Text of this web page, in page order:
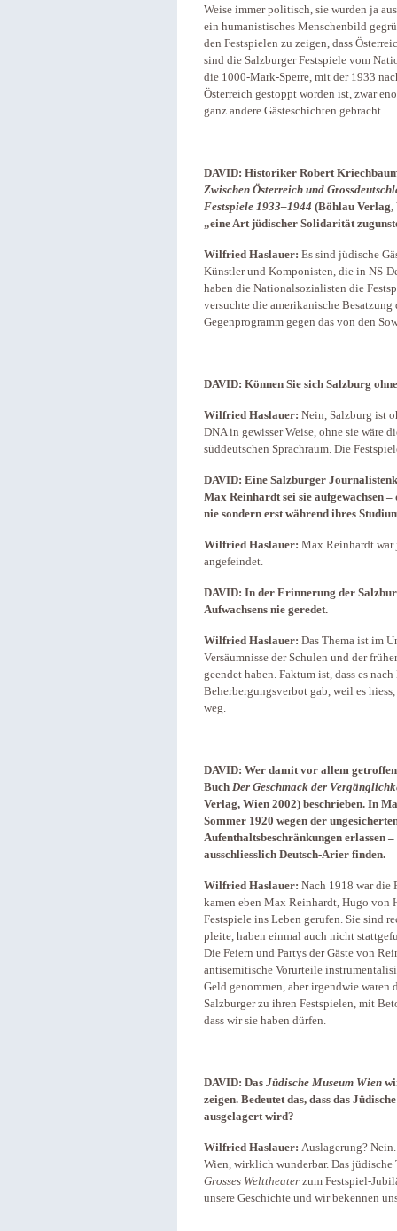
Weise immer politisch, sie wurden ja
ein humanistisches Menschenbild
den Festspielen zu zeigen, dass
sind die Salzburger Festspiele vom
die 1000-Mark-Sperre, mit der 1933
Österreich gestoppt worden ist, zwar
ganz andere Gästeschichten gebracht.
DAVID: Historiker Robert
Zwischen Österreich und
Festspiele 1933–1944 (Böhlau Verlag,
„eine Art jüdischer Solidarität
Wilfried Haslauer: Es sind jüdische
Künstler und Komponisten, die in NS-
haben die Nationalsozialisten die
versuchte die amerikanische
Gegenprogramm gegen das von den
DAVID: Können Sie sich Salzburg
Wilfried Haslauer: Nein, Salzburg ist
DNA in gewisser Weise, ohne sie wäre
süddeutschen Sprachraum. Die
DAVID: Eine Salzburger
Max Reinhardt sei sie aufgewachsen
nie sondern erst während ihres
Wilfried Haslauer: Max Reinhardt war
angefeindet.
DAVID: In der Erinnerung der
Aufwachsens nie geredet.
Wilfried Haslauer: Das Thema ist im
Versäumnisse der Schulen und der
geendet haben. Faktum ist, dass es
Beherbergungsverbot gab, weil es
weg.
DAVID: Wer damit vor allem
Buch Der Geschmack der
Verlag, Wien 2002) beschrieben. In
Sommer 1920 wegen der
Aufenthaltsbeschränkungen erlassen
ausschliesslich Deutsch-Arier finden.
Wilfried Haslauer: Nach 1918 war die
kamen eben Max Reinhardt, Hugo von
Festspiele ins Leben gerufen. Sie sind
pleite, haben einmal auch nicht
Die Feiern und Partys der Gäste von
antisemitische Vorurteile
Geld genommen, aber irgendwie waren
Salzburger zu ihren Festspielen, mit
dass wir sie haben dürfen.
DAVID: Das Jüdische Museum Wien
zeigen. Bedeutet das, dass das
ausgelagert wird?
Wilfried Haslauer: Auslagerung?
Wien, wirklich wunderbar. Das
Grosses Welttheater zum Festspiel-
unsere Geschichte und wir bekennen